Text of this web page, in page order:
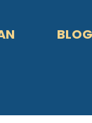
BLOG